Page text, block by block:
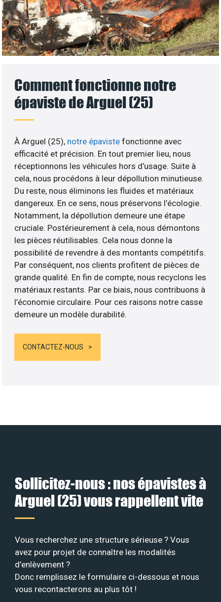
Comment fonctionne notre
épaviste de Arguel (25)
À Arguel (25), notre épavistefonctionne avec
efficacité et précision. En tout premier lieu, nous
réceptionnons les véhicules hors d’usage. Suite à
cela, nous procédons à leur dépollution minutieuse.
Du reste, nous éliminons les fluides et matériaux
dangereux. En ce sens, nous préservons l’écologie.
Notamment, la dépollution demeure une étape
cruciale. Postérieurement à cela, nous démontons
les pièces réutilisables. Cela nous donne la
possibilité de revendre à des montants compétitifs.
Par conséquent, nos clients profitent de pièces de
grande qualité. En fin de compte, nous recyclons les
matériaux restants. Par ce biais, nous contribuons à
l’économie circulaire. Pour ces raisons notre casse
demeure un modèle durabilité.
CONTACTEZ-NOUS
Sollicitez-nous : nos épavistes à
Arguel (25) vous rappellent vite
Vous recherchez une structure sérieuse ? Vous
avez pour projet de connaître les modalités
d’enlèvement ?
Donc remplissez le formulaire ci-dessous et nous
vous recontacterons au plus tôt !